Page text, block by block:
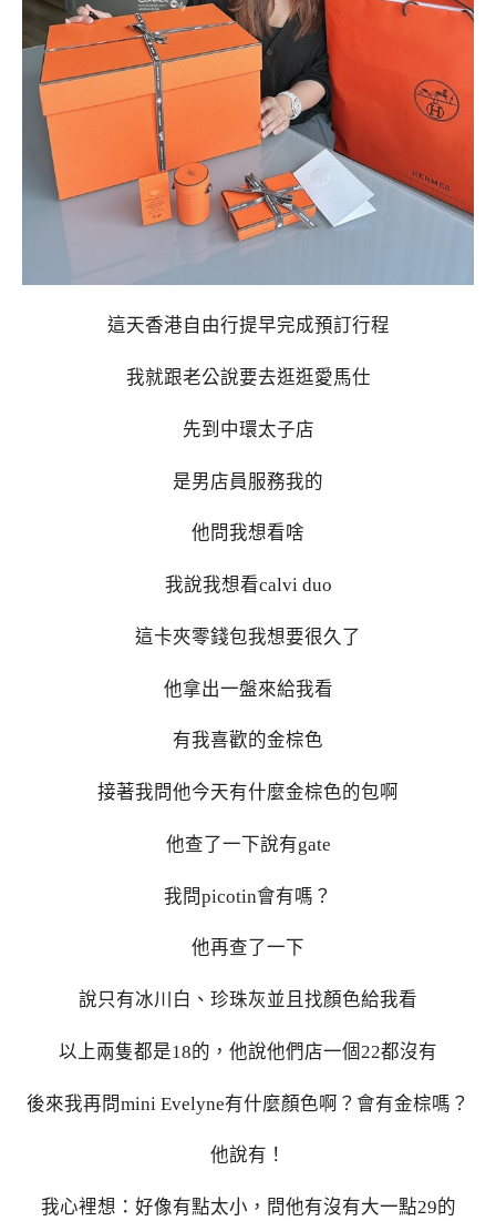
這天香港自由行提早完成預訂行程
我就跟老公說要去逛逛愛馬仕
先到中環太子店
是男店員服務我的
他問我想看啥
我說我想看calvi duo
這卡夾零錢包我想要很久了
他拿出一盤來給我看
有我喜歡的金棕色
接著我問他今天有什麼金棕色的包啊
他查了一下說有gate
我問picotin會有嗎？
他再查了一下
說只有冰川白、珍珠灰並且找顏色給我看
以上兩隻都是18的，他說他們店一個22都沒有
後來我再問mini Evelyne有什麼顏色啊？會有金棕嗎？
他說有！
我心裡想：好像有點太小，問他有沒有大一點29的